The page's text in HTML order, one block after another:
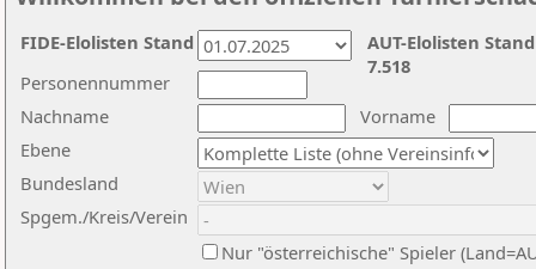
Nachname
Vorname
Ebene
Personennummer
Bundesland
Spgem./Kreis/Verein
Nur "österreichische" Spieler
AUT-Elolisten
7.518
FIDE-Elolisten Stand